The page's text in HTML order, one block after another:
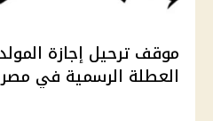
العطلة الرسمية في مصر